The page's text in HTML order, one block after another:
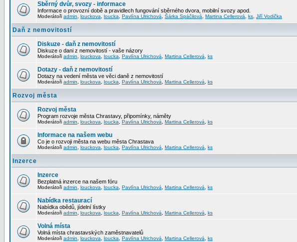
Sběrný dvůr, svozy - informace
Informace o provozní době a pravidlech fungování sběrného dvora, mobilní svozy apod.
Moderátoři admin louckova loucka Pavlína Ulrichová Šárka Spáčilová Martina Cellerová ks Jiří Vodička
Daň z nemovitostí
Diskuze - daň z nemovitostí
Diskuze o dani z nemovitostí - vaše názory
Moderátoři admin louckova loucka Pavlína Ulrichová Martina Cellerová ks
Dotazy - daň z nemovitostí
Dotazy na vedení města ve věci daně z nemovitostí
Moderátoři admin louckova loucka Pavlína Ulrichová Martina Cellerová ks
Rozvoj města
Rozvoj města
Program rozvoje města Chrastavy, připomínky, náměty
Moderátoři admin louckova loucka Pavlína Ulrichová Martina Cellerová ks
Informace na našem webu
Co je o rozvoji města na webu města Chrastava
Moderátoři admin louckova loucka Pavlína Ulrichová Martina Cellerová ks
Inzerce
Inzerce
Bezplatná inzerce na našem fóru
Moderátoři admin louckova loucka Pavlína Ulrichová Martina Cellerová ks
Nabídka restaurací
Nabídka obědů, jídelní lístky
Moderátoři admin louckova loucka Pavlína Ulrichová Martina Cellerová ks
Volná místa
Volná místa chrastavských zaměstnavatelů
Moderátoři admin louckova loucka Pavlína Ulrichová Martina Cellerová ks